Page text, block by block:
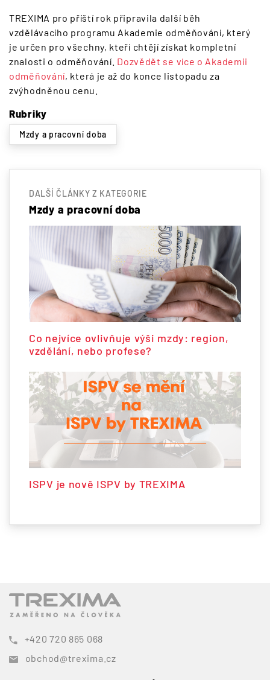
TREXIMA pro příští rok připravila další běh
vzdělávacího programu Akademie odměňování, který
je určen pro všechny, kteří chtějí získat kompletní
znalosti o odměňování. Dozvědět se více o Akademii
odměňování, která je až do konce listopadu za
zvýhodněnou cenu.
Rubriky
Mzdy a pracovní doba
DALŠÍ ČLÁNKY Z KATEGORIE
Mzdy a pracovní doba
Co nejvíce ovlivňuje výši mzdy: region,
vzdělání, nebo profese?
ISPV je nově ISPV by TREXIMA
+420 720 865 068
obchod@trexima.cz